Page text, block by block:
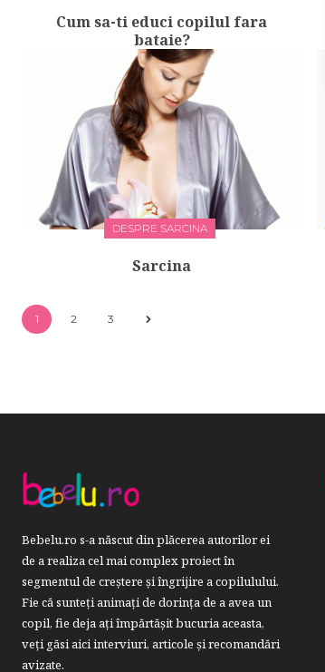
Cum sa-ti educi copilul fara
bataie?
DESPRE SARCINA
Sarcina
1 2 3
Bebelu.ro s-a născut din plăcerea autorilor ei
de a realiza cel mai complex proiect în
segmentul de creştere şi îngrijire a copilulului.
Fie că sunteţi animaţi de dorinţa de a avea un
copil, fie deja aţi împărtăşit bucuria aceasta,
veți găsi aici interviuri, articole şi recomandări
avizate.